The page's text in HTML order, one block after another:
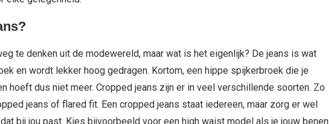
te denken uit de modewereld, maar wat is het eigenlijk? De jeans is wat
en wordt lekker hoog gedragen. Kortom, een hippe spijkerbroek die je
hoeft dus niet meer. Cropped jeans zijn er in veel verschillende soorten. Zo
jeans of flared fit. Een cropped jeans staat iedereen, maar zorg er wel
bij jou past. Kies bijvoorbeeld voor een high waist model als je jouw benen